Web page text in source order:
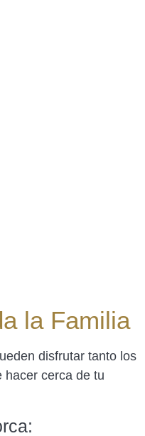
la Familia
disfrutar tanto los
hacer cerca de tu